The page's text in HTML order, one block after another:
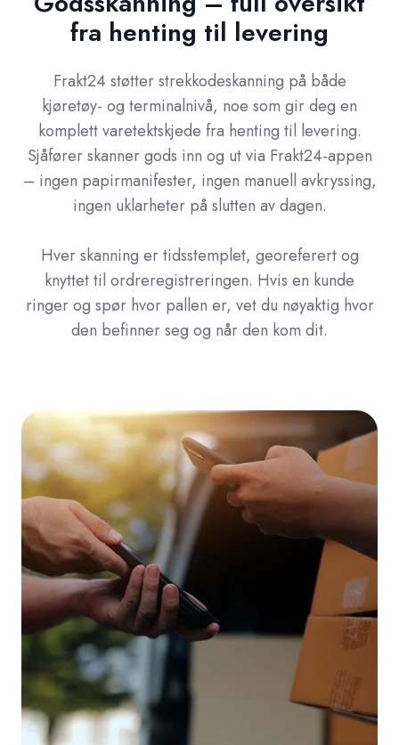
fra henting til levering
Frakt24 støtter strekkodeskanning på både
kjøretøy- og terminalnivå, noe som gir deg en
komplett varetektskjede fra henting til levering.
Sjåfører skanner gods inn og ut via Frakt24-appen
– ingen papirmanifester, ingen manuell avkryssing,
ingen uklarheter på slutten av dagen.
Hver skanning er tidsstemplet, georeferert og
knyttet til ordreregistreringen. Hvis en kunde
ringer og spør hvor pallen er, vet du nøyaktig hvor
den befinner seg og når den kom dit.